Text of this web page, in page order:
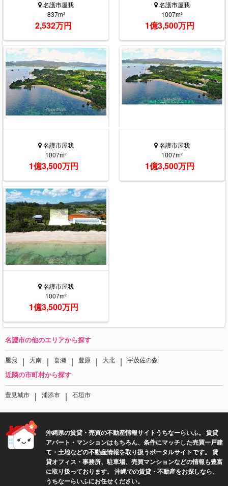
名護市屋我
837m²
2,532万円
名護市屋我
1007m²
1億3,500万円
名護市屋我
1007m²
1億3,500万円
名護市屋我
1007m²
1億3,500万円
名護市屋我
1007m²
1億3,500万円
名護市の他のエリアから探す
屋我 ｜ 大南 ｜ 喜瀬 ｜ 豊原 ｜ 大北 ｜ 宇茂佐の森
近隣の市町村から探す
豊見城市 ｜ 浦添市 ｜ 石垣市
沖縄県の賃貸・売買の不動産情報サイトうちなーらいふ。 賃貸
アパート・マンションはもちろん、条件にマッチした売買一戸建
て・土地などの不動産情報を取り扱うポータルサイトです。 賃
貸オフィス・事務所、駐車場、売買マンションなどの情報も豊富
に取り扱っております。 沖縄での賃貸・不動産をお探しなら、
うちなーらいふにお任せください。